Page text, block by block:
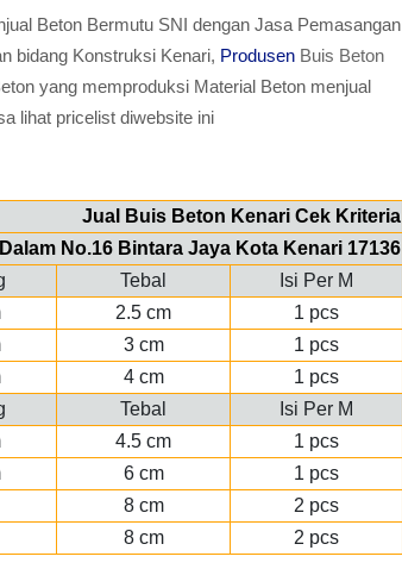
Beton Bermutu SNI dengan Jasa Pemasangan
bidang Konstruksi Kenari, Produsen Buis Beton
yang memproduksi Material Beton menjual
lihat pricelist diwebsite ini
Jual Buis Beton Kenari Cek Kriteria
No.16 Bintara Jaya Kota Kenari 17136
Tebal
Isi Per M
2.5 cm
1 pcs
3 cm
1 pcs
4 cm
1 pcs
Tebal
Isi Per M
4.5 cm
1 pcs
6 cm
1 pcs
8 cm
2 pcs
8 cm 2 pcs